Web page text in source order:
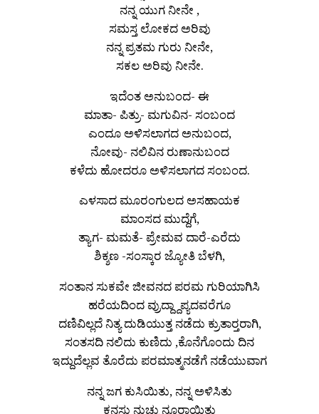
ನನ್ನ ಯುಗ ನೀನೇ ,
ಸಮಸ್ತ ಲೋಕದ ಅರಿವು
ನನ್ನ ಪ್ರತಮ ಗುರು ನೀನೇ,
ಸಕಲ ಅರಿವು ನೀನೇ.
ಇದೆಂತ ಅನುಬಂದ- ಈ
ಮಾತಾ- ಪಿತ್ರು- ಮಗುವಿನ- ಸಂಬಂದ
ಎಂದೂ ಅಳಿಸಲಾಗದ ಅನುಬಂದ,
ನೋವು- ನಲಿವಿನ ರುಣಾನುಬಂದ
ಕಳೆದು ಹೋದರೂ ಅಳಿಸಲಾಗದ ಸಂಬಂದ.
ಎಳಸಾದ ಮೂರಂಗುಲದ ಅಸಹಾಯಕ
ಮಾಂಸದ ಮುದ್ದೆಗೆ,
ತ್ಯಾಗ- ಮಮತೆ- ಪ್ರೇಮವ ದಾರೆ-ಎರೆದು
ಶಿಕ್ಶಣ -ಸಂಸ್ಕಾರ ಜ್ಯೋತಿ ಬೆಳಗಿ,
ಸಂತಾನ ಸುಕವೇ ಜೀವನದ ಪರಮ ಗುರಿಯಾಗಿಸಿ
ಹರೆಯದಿಂದ ವ್ರುದ್ದ್ದಾಪ್ಯದವರೆಗೂ
ದಣಿವಿಲ್ಲದೆ ನಿತ್ಯ ದುಡಿಯುತ್ತ ನಡೆದು ಕ್ರುತಾರ‍್ತರಾಗಿ,
ಸಂತಸದಿ ನಲಿದು ಕುಣಿದು ,ಕೊನೆಗೊಂದು ದಿನ
ಇದ್ದುದೆಲ್ಲವ ತೊರೆದು ಪರಮಾತ್ಮನಡೆಗೆ ನಡೆಯುವಾಗ
ನನ್ನ ಜಗ ಕುಸಿಯಿತು, ನನ್ನ ಅಳಿಸಿತು
ಕನಸು ನುಚ್ಚು ನೂರಾಯಿತು